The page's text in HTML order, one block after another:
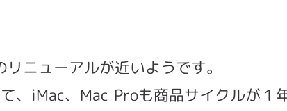
ニューアルが近いようです。
、iMac、Mac Proも商品サイクルが１